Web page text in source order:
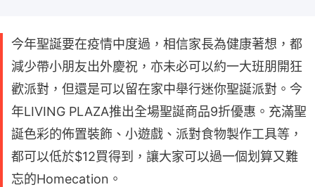
今年聖誕要在疫情中度過，相信家長為健康著想，都
減少帶小朋友出外慶祝，亦未必可以約一大班朋開狂
歡派對，但還是可以留在家中舉行迷你聖誕派對。今
年LIVING PLAZA推出全場聖誕商品9折優惠。充滿聖
誕色彩的佈置裝飾、小遊戲、派對食物製作工具等，
都可以低於$12買得到，讓大家可以過一個划算又難
忘的Homecation。